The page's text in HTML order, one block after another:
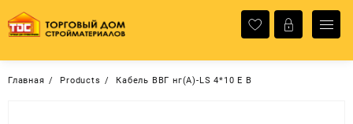
содержимому
Главная Products Кабель ВВГ нг(А)-LS 4*10 E B